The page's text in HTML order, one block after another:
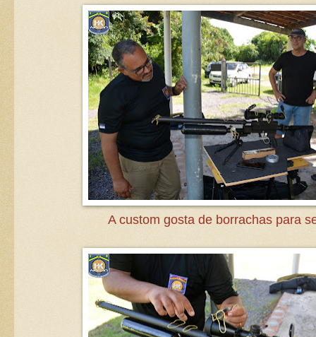
A custom gosta de borrachas para